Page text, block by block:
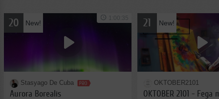
20 New!
Stasyago De Cuba
Aurora Borealis
1:00:35 21 New!
OKTOBER2101
OKTOBER 2101 - Fega